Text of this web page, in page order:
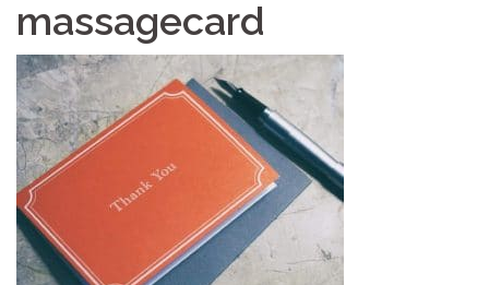
massagecard